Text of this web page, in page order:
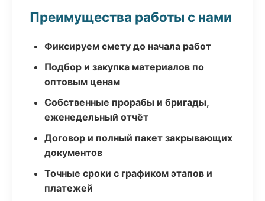
Преимущества работы с нами
Фиксируем смету до начала работ
Подбор и закупка материалов по
оптовым ценам
Собственные прорабы и бригады,
еженедельный отчёт
Договор и полный пакет закрывающих
документов
Точные сроки с графиком этапов и
платежей